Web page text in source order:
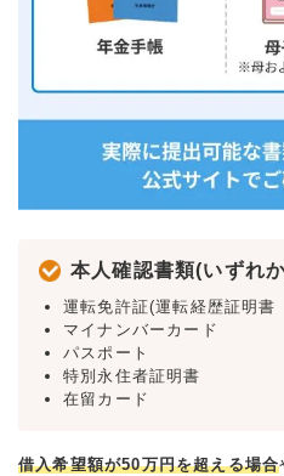
本人確認書類(いずれ
運転免許証(運転経歴証明書
マイナンバーカード
パスポート
特別永住者証明書
在留カード
借入希望額が50万円を超える場合